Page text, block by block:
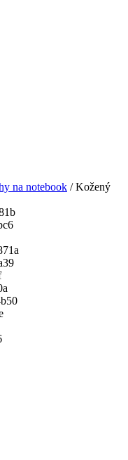
na notebook / Kožený